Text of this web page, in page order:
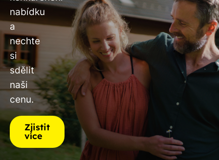
nabídku
a
nechte
si
sdělit
naši
cenu.
Zjistit
více